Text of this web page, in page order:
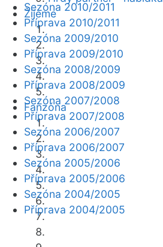
Žijeme
Fanzóna
Sezóna 2010/2011
Příprava 2010/2011
Sezóna 2009/2010
Příprava 2009/2010
Sezóna 2008/2009
Příprava 2008/2009
Sezóna 2007/2008
Příprava 2007/2008
Sezóna 2006/2007
Příprava 2006/2007
Sezóna 2005/2006
Příprava 2005/2006
Sezóna 2004/2005
Příprava 2004/2005